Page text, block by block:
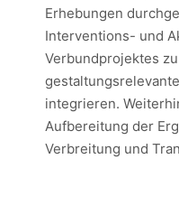
Erhebungen
Interventions- und
Verbundprojektes
integrieren.
Aufbereitung der
Verbreitung und